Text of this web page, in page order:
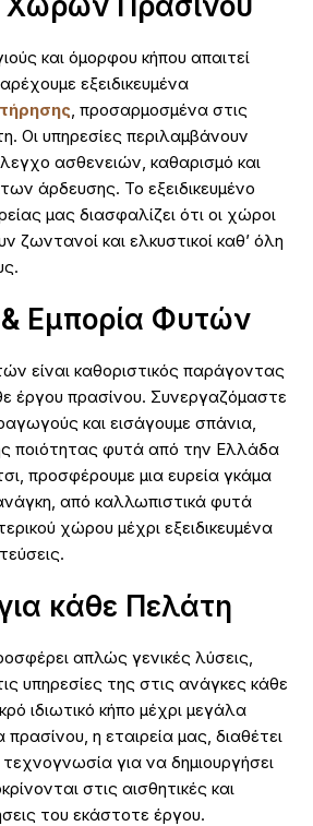
και όμορφου κήπου απαιτεί
εξειδικευμένα
, προσαρμοσμένα στις
Οι υπηρεσίες περιλαμβάνουν
ασθενειών, καθαρισμό και
άρδευσης. Το εξειδικευμένο
μας διασφαλίζει ότι οι χώροι
ζωντανοί και ελκυστικοί καθ’ όλη
Εμπορία Φυτών
είναι καθοριστικός παράγοντας
έργου πρασίνου. Συνεργαζόμαστε
και εισάγουμε σπάνια,
ποιότητας φυτά από την Ελλάδα
προσφέρουμε μια ευρεία γκάμα
από καλλωπιστικά φυτά
χώρου μέχρι εξειδικευμένα
κάθε Πελάτη
απλώς γενικές λύσεις,
υπηρεσίες της στις ανάγκες κάθε
ιδιωτικό κήπο μέχρι μεγάλα
η εταιρεία μας, διαθέτει
τεχνογνωσία για να δημιουργήσει
στις αισθητικές και
του εκάστοτε έργου.